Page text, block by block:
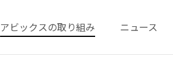
アビックスの取り組み ニュース